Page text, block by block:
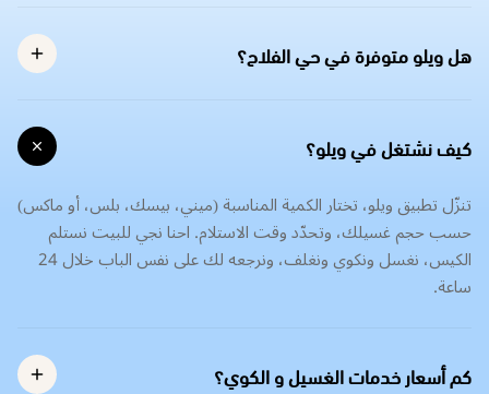
هل ويلو متوفرة في حي الفلاح؟
كيف نشتغل في ويلو؟
تنزّل تطبيق ويلو، تختار الكمية المناسبة (ميني، بيسك، بلس، أو ماكس)
حسب حجم غسيلك، وتحدّد وقت الاستلام. احنا نجي للبيت نستلم
الكيس، نغسل ونكوي ونغلف، ونرجعه لك على نفس الباب خلال 24
ساعة.
كم أسعار خدمات الغسيل و الكوي؟